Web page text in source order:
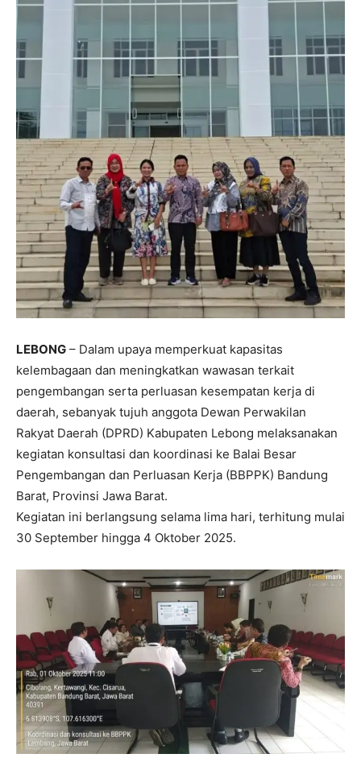
LEBONG – Dalam upaya memperkuat kapasitas
kelembagaan dan meningkatkan wawasan terkait
pengembangan serta perluasan kesempatan kerja di
daerah, sebanyak tujuh anggota Dewan Perwakilan
Rakyat Daerah (DPRD) Kabupaten Lebong melaksanakan
kegiatan konsultasi dan koordinasi ke Balai Besar
Pengembangan dan Perluasan Kerja (BBPPK) Bandung
Barat, Provinsi Jawa Barat.
Kegiatan ini berlangsung selama lima hari, terhitung mulai
30 September hingga 4 Oktober 2025.